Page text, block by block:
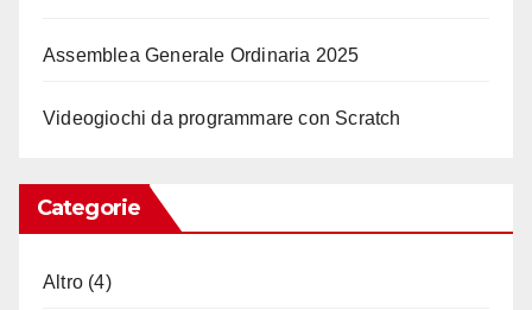
Assemblea Generale Ordinaria 2025
Videogiochi da programmare con Scratch
Categorie
Altro (4)